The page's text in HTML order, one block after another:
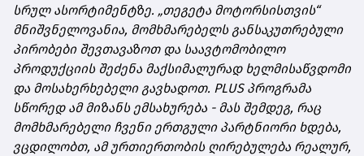
სრულ ასორტიმენტზე. „თეგეტა მოტორსისთვის“
მნიშვნელოვანია, მომხმარებელს განსაკუთრებული
პირობები შევთავაზოთ და საავტომობილო
პროდუქციის შეძენა მაქსიმალურად ხელმისაწვდომი
და მოსახერხებელი გავხადოთ. PLUS პროგრამა
სწორედ ამ მიზანს ემსახურება - მას შემდეგ, რაც
მომხმარებელი ჩვენი ერთგული პარტნიორი ხდება,
ვცდილობთ, ამ ურთიერთობის ღირებულება რეალურ,